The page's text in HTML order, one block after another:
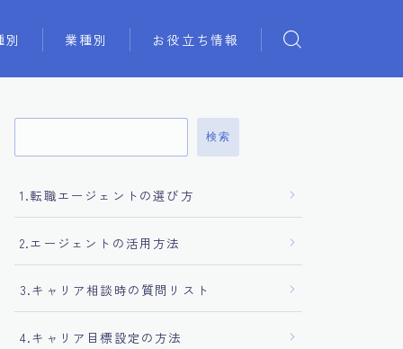
別 業種別 お役立ち情報
検索
1.転職エージェントの選び方
2.エージェントの活用方法
3.キャリア相談時の質問リスト
4.キャリア目標設定の方法